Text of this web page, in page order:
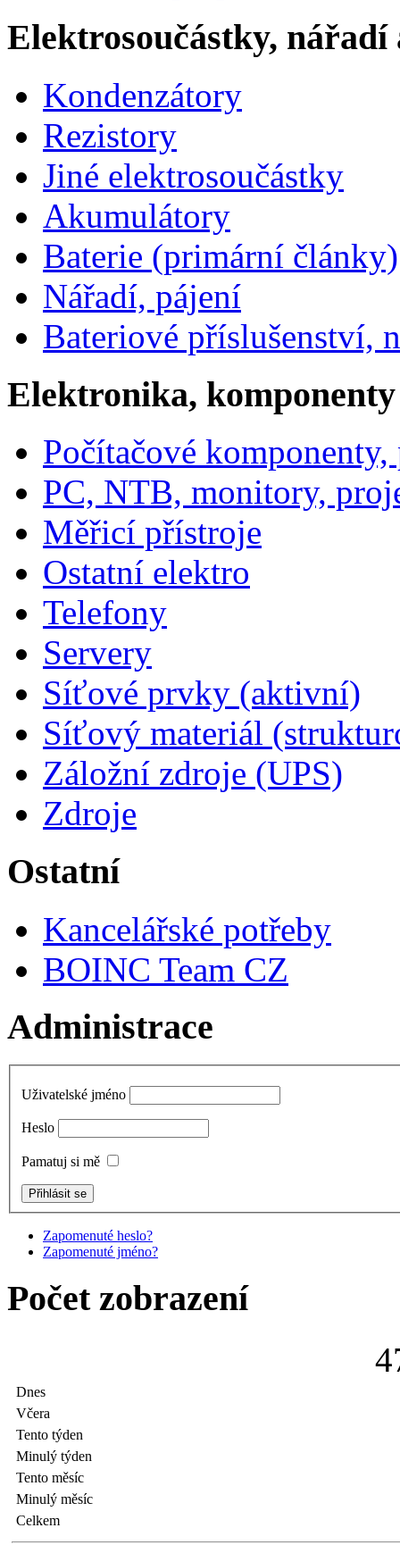
Elektrosoučástky, nářadí
Kondenzátory
Rezistory
Jiné elektrosoučástky
Akumulátory
Baterie (primární články)
Nářadí, pájení
Bateriové příslušenství,
Elektronika, komponenty
Počítačové
PC, NTB, monitory,
Měřicí přístroje
Ostatní elektro
Telefony
Servery
Síťové prvky (aktivní)
Síťový materiál
Záložní zdroje (UPS)
Zdroje
Ostatní
Kancelářské potřeby
BOINC Team CZ
Administrace
Uživatelské jméno
Heslo
Pamatuj si mě
Zapomenuté heslo?
Zapomenuté jméno?
Počet zobrazení
4
Dnes
Včera
Tento týden
Minulý týden
Tento měsíc
Minulý měsíc
Celkem